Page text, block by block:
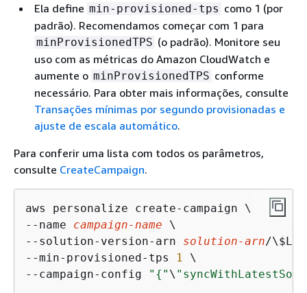
Ela define min-provisioned-tps como 1 (por
padrão). Recomendamos começar com 1 para
minProvisionedTPS (o padrão). Monitore seu
uso com as métricas do Amazon CloudWatch e
aumente o minProvisionedTPS conforme
necessário. Para obter mais informações, consulte
Transações mínimas por segundo provisionadas e
ajuste de escala automático.
Para conferir uma lista com todos os parâmetros,
consulte CreateCampaign.
aws personalize create-campaign \
--name campaign-name \
--solution-version-arn solution-arn/
--min-provisioned-tps
1
\
--campaign-config
" { " \